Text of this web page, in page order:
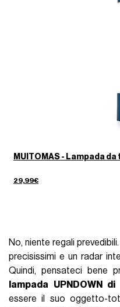
MUITOMAS - Lampada
29,99€
No, niente regali
precisissimi e un radar
Quindi, pensateci bene
lampada UPNDOWN
essere il suo oggetto-